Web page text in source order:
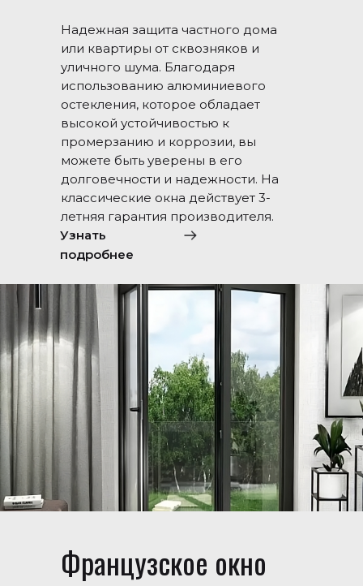
Надежная защита частного дома
или квартиры от сквозняков и
уличного шума. Благодаря
использованию алюминиевого
остекления, которое обладает
высокой устойчивостью к
промерзанию и коррозии, вы
можете быть уверены в его
долговечности и надежности. На
классические окна действует 3-
летняя гарантия производителя.
Узнать
подробнее
Французское окно